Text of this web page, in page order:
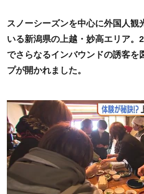
スノーシーズンを中心に外国人観
いる新潟県の上越・妙高エリア。
でさらなるインバウンドの誘客を
プが開かれました。